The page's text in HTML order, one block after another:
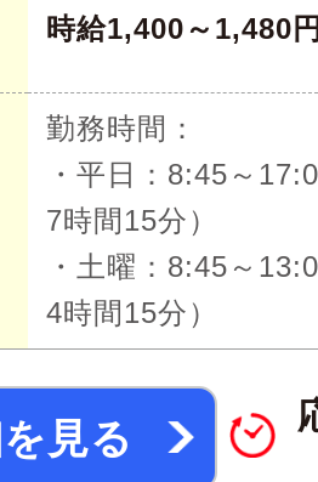
時給1,400～1,480
勤務時間：
・平日：8:45～
7時間15分）
・土曜：8:45～
4時間15分）
見る